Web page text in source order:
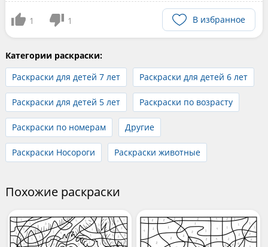
1 1 В избранное
Категории раскраски:
Раскраски для детей 7 лет
Раскраски для детей 6 лет
Раскраски для детей 5 лет Раскраски по возрасту
Раскраски по номерам Другие
Раскраски Носороги Раскраски животные
Похожие раскраски